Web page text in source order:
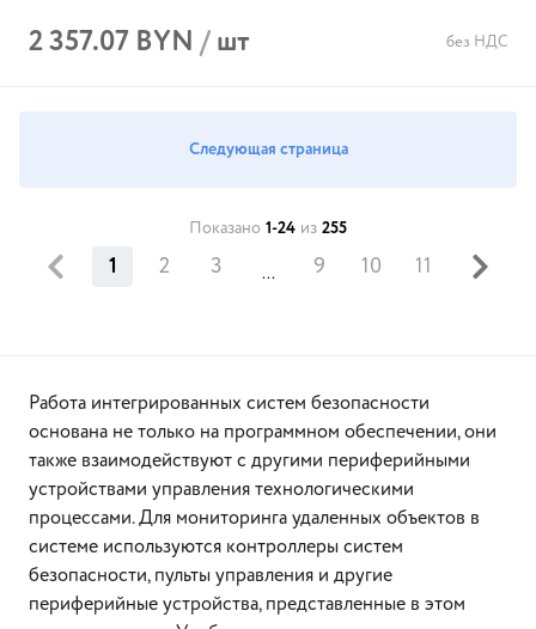
2 357.07 BYN/шт без НДС
Следующая страница
Показано 1-24 из 255
1 2 3 ... 9 10 11
Работа интегрированных систем безопасности
основана не только на программном обеспечении, они
также взаимодействуют с другими периферийными
устройствами управления технологическими
процессами. Для мониторинга удаленных объектов в
системе используются контроллеры систем
безопасности, пульты управления и другие
периферийные устройства, представленные в этом